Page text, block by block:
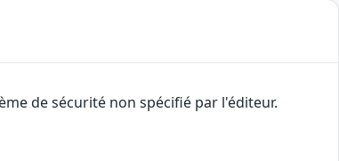
de sécurité non spécifié par l'éditeur.